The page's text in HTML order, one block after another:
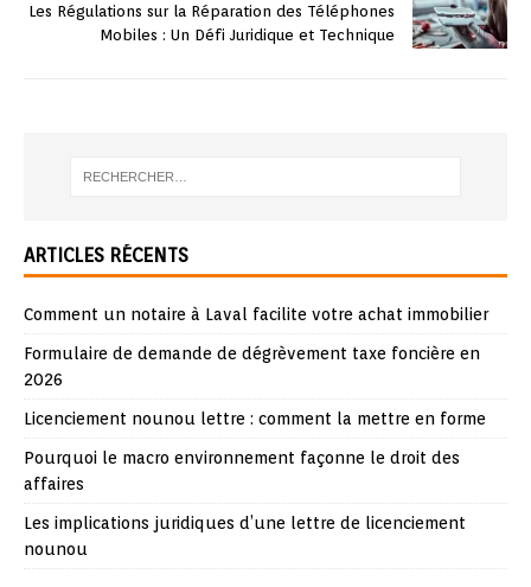
Les Régulations sur la Réparation des Téléphones
Mobiles : Un Défi Juridique et Technique
ARTICLES RÉCENTS
Comment un notaire à Laval facilite votre achat immobilier
Formulaire de demande de dégrèvement taxe foncière en
2026
Licenciement nounou lettre : comment la mettre en forme
Pourquoi le macro environnement façonne le droit des
affaires
Les implications juridiques d’une lettre de licenciement
nounou